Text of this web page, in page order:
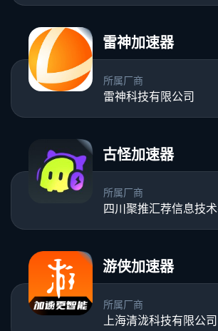
雷神加速器
所属厂商
雷神科技有限公司
古怪加速器
所属厂商
四川聚推汇荐信息技
游侠加速器
所属厂商
上海清泷科技有限公司